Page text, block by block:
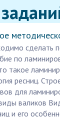
сделать
по
такое
ресниц.
для
валиков
и его